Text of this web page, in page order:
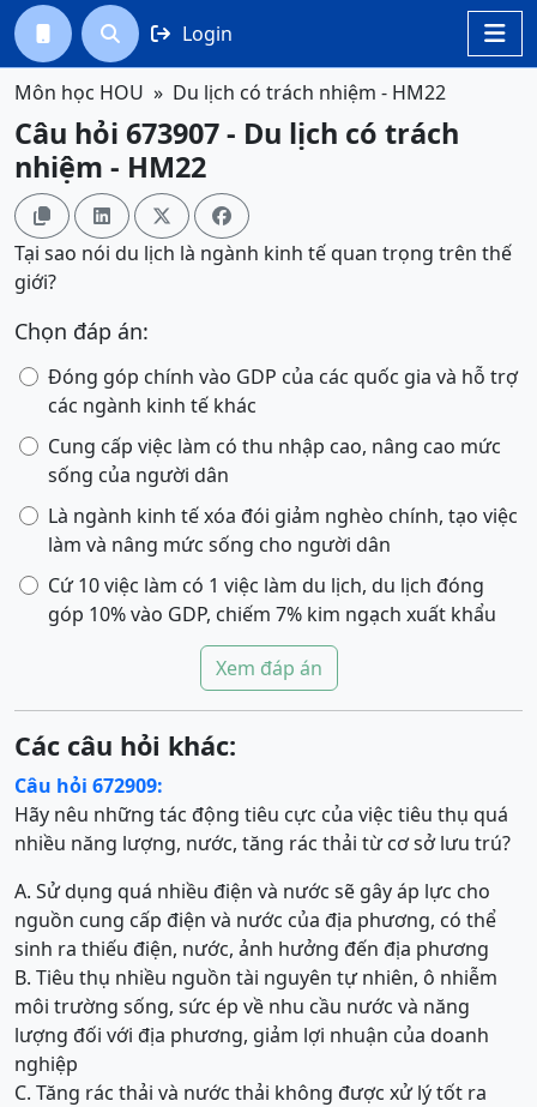

  Login
Môn học HOU Du lịch có trách nhiệm - HM22
Câu hỏi 673907 - Du lịch có trách
nhiệm - HM22
   
Tại sao nói du lịch là ngành kinh tế quan trọng trên thế
giới?
Chọn đáp án:
Đóng góp chính vào GDP của các quốc gia và hỗ trợ
các ngành kinh tế khác
Cung cấp việc làm có thu nhập cao, nâng cao mức
sống của người dân
Là ngành kinh tế xóa đói giảm nghèo chính, tạo việc
làm và nâng mức sống cho người dân
Cứ 10 việc làm có 1 việc làm du lịch, du lịch đóng
góp 10% vào GDP, chiếm 7% kim ngạch xuất khẩu
Xem đáp án
Các câu hỏi khác:
Câu hỏi 672909:
Hãy nêu những tác động tiêu cực của việc tiêu thụ quá
nhiều năng lượng, nước, tăng rác thải từ cơ sở lưu trú?
A. Sử dụng quá nhiều điện và nước sẽ gây áp lực cho
nguồn cung cấp điện và nước của địa phương, có thể
sinh ra thiếu điện, nước, ảnh hưởng đến địa phương
B. Tiêu thụ nhiều nguồn tài nguyên tự nhiên, ô nhiễm
môi trường sống, sức ép về nhu cầu nước và năng
lượng đối với địa phương, giảm lợi nhuận của doanh
nghiệp
C. Tăng rác thải và nước thải không được xử lý tốt ra